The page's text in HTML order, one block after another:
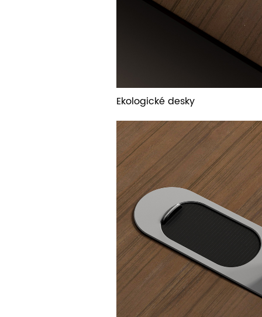
Ekologické desky